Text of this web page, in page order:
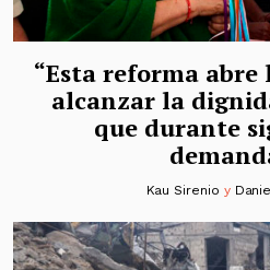
“Esta reforma
alcanzar la
que durante
Kau Sirenio y